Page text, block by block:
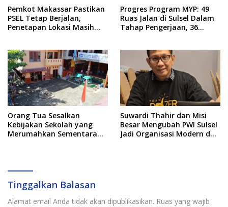
Pemkot Makassar Pastikan
PSEL Tetap Berjalan,
Penetapan Lokasi Masih
Progres Program MYP: 49
Ruas Jalan di Sulsel Dalam
Tahap Pengerjaan, 36
Orang Tua Sesalkan
Kebijakan Sekolah yang
Merumahkan Sementara
Suwardi Thahir dan Misi
Besar Mengubah PWI Sulsel
Jadi Organisasi Modern dan
Tinggalkan Balasan
Alamat email Anda tidak akan dipublikasikan. Ruas yang wajib